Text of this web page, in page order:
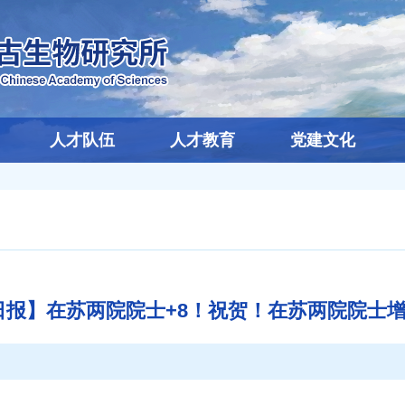
人才队伍 人才教育 党建文化
报】在苏两院院士+8！祝贺！在苏两院院士